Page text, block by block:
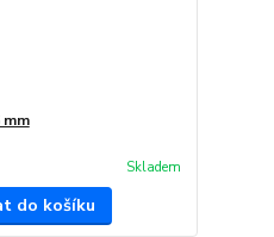
mm
Skladem
do košíku